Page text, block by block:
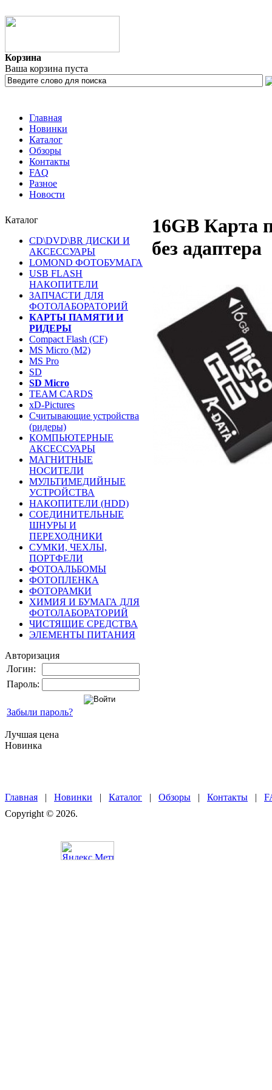
Корзина
Ваша корзина пуста
Главная
Новинки
Каталог
Обзоры
Контакты
FAQ
Разное
Новости
Каталог
CD\DVD\BR ДИСКИ И
АКСЕССУАРЫ
LOMOND ФОТОБУМАГА
USB FLASH
НАКОПИТЕЛИ
ЗАПЧАСТИ ДЛЯ
ФОТОЛАБОРАТОРИЙ
КАРТЫ ПАМЯТИ И
РИДЕРЫ
Compact Flash (CF)
MS Micro (M2)
MS Pro
SD
SD Micro
TEAM CARDS
xD-Pictures
Считывающие устройства
(ридеры)
КОМПЬЮТЕРНЫЕ
АКСЕССУАРЫ
МАГНИТНЫЕ
НОСИТЕЛИ
МУЛЬТИМЕДИЙНЫЕ
УСТРОЙСТВА
НАКОПИТЕЛИ (HDD)
СОЕДИНИТЕЛЬНЫЕ
ШНУРЫ И
ПЕРЕХОДНИКИ
СУМКИ, ЧЕХЛЫ,
ПОРТФЕЛИ
ФОТОАЛЬБОМЫ
ФОТОПЛЕНКА
ФОТОРАМКИ
ХИМИЯ И БУМАГА ДЛЯ
ФОТОЛАБОРАТОРИЙ
ЧИСТЯЩИЕ СРЕДСТВА
ЭЛЕМЕНТЫ ПИТАНИЯ
Авторизация
Логин:
Пароль:
Забыли пароль?
Лучшая цена
Новинка
16GB Карта
без адаптера
Главная | Новинки | Каталог | Обзоры | Контакты |
Copyright © 2026.